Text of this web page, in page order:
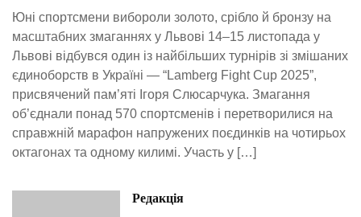
Юні спортсмени вибороли золото, срібло й бронзу на
масштабних змаганнях у Львові 14–15 листопада у
Львові відбувся один із найбільших турнірів зі змішаних
єдиноборств в Україні — “Lamberg Fight Cup 2025”,
присвячений пам’яті Ігоря Слюсарчука. Змагання
об’єднали понад 570 спортсменів і перетворилися на
справжній марафон напружених поєдинків на чотирьох
октагонах та одному килимі. Участь у […]
Редакція